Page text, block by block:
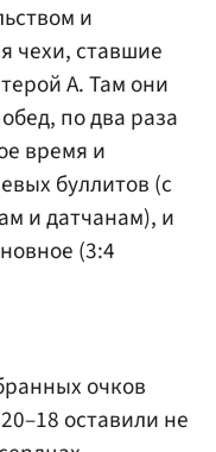
и
чехи, ставшие
A. Там они
по два раза
время и
буллитов (с
и датчанам), и
(3:4
очков
оставили не